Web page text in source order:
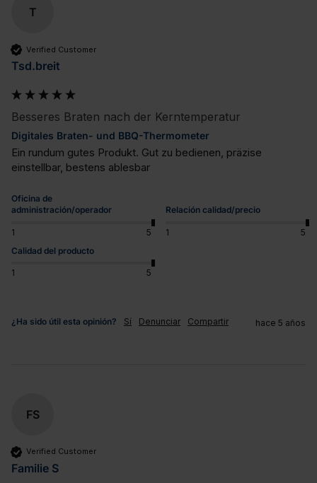
T
Verified Customer
Tsd.breit
Besseres Braten nach der Kerntemperatur
Digitales Braten- und BBQ-Thermometer
Ein rundum gutes Produkt. Gut zu bedienen, präzise
einstellbar, bestens ablesbar
Oficina de
administración/operador
1 5
Relación calidad/precio
1
5
Calidad del producto
1 5
¿Ha sido útil esta opinión? Sí Denunciar Compartir hace 5 años
FS
Verified Customer
Familie S